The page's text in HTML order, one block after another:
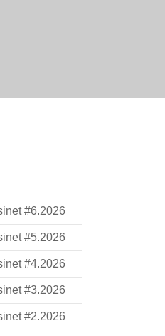
#6.2026
#5.2026
#4.2026
#3.2026
#2.2026